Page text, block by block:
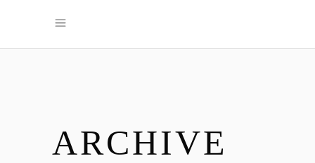
ARCHIVE